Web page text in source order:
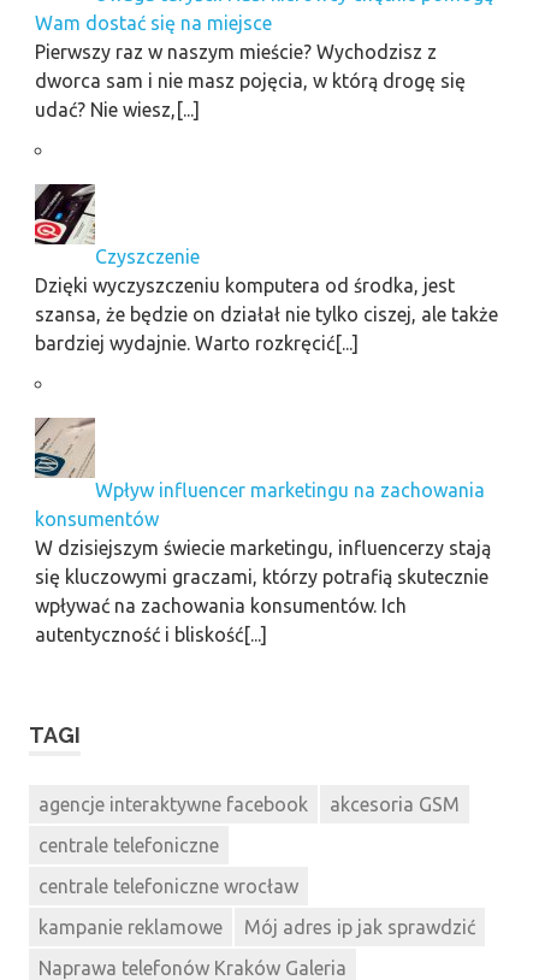
Wam dostać się na miejsce
Pierwszy raz w naszym mieście? Wychodzisz z
dworca sam i nie masz pojęcia, w którą drogę się
udać? Nie wiesz,[...]
Czyszczenie
Dzięki wyczyszczeniu komputera od środka, jest
szansa, że będzie on działał nie tylko ciszej, ale także
bardziej wydajnie. Warto rozkręcić[...]
Wpływ influencer marketingu na zachowania
konsumentów
W dzisiejszym świecie marketingu, influencerzy stają
się kluczowymi graczami, którzy potrafią skutecznie
wpływać na zachowania konsumentów. Ich
autentyczność i bliskość[...]
TAGI
agencje interaktywne facebook
akcesoria GSM
centrale telefoniczne
centrale telefoniczne wrocław
kampanie reklamowe
Mój adres ip jak sprawdzić
Naprawa telefonów Kraków Galeria